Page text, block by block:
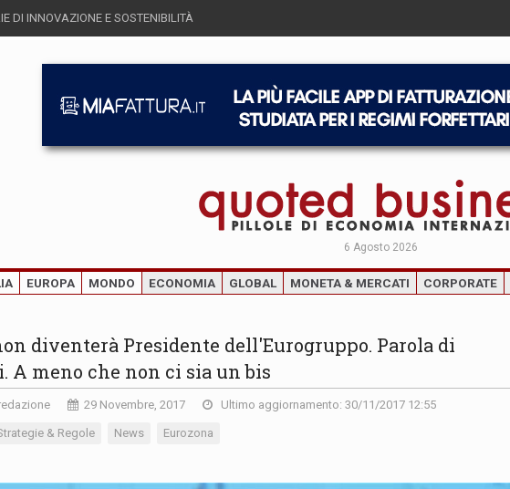
DI INNOVAZIONE E SOSTENIBILITÀ
6 Agosto 2026
EUROPA MONDO ECONOMIA GLOBAL MONETA & MERCATI CORPORATE
diventerà Presidente dell'Eurogruppo. Parola di
A meno che non ci sia un bis
29 Novembre, 2017 Ultimo aggiornamento: 30/11/2017 12:55
& Regole News Eurozona